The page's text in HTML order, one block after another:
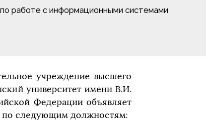
работе с информационными системами
учреждение высшего
университет имени В.И.
Федерации объявляет
по следующим должностям: